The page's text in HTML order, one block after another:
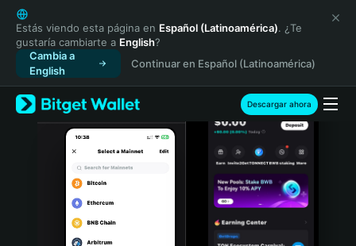
English
日本語
Tiếng Việt
Русский
Español (Latinoamérica)
Türkçe
Italiano
Português (Portugal)
Bahasa Indonesia
Estás viendo esta página en Español (Latinoamérica). ¿Te
gustaría cambiarte a English?
Cambia a
English
Continuar en Español (Latinoamérica)
Descargar ahora